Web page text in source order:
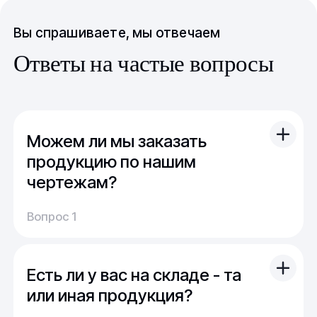
Вы спрашиваете, мы отвечаем
Ответы на частые вопросы
Можем ли мы заказать
продукцию по нашим
чертежам?
Вы можете отправить свой чертеж/проект
(в т.ч. примерный) с техническим заданием.
Мы можем изготовить для вас как мелкую
продукцию (метизы, точеные отводы,
детали), так и большие изделия
Вопрос 1
Есть ли у вас на складе - та
или иная продукция?